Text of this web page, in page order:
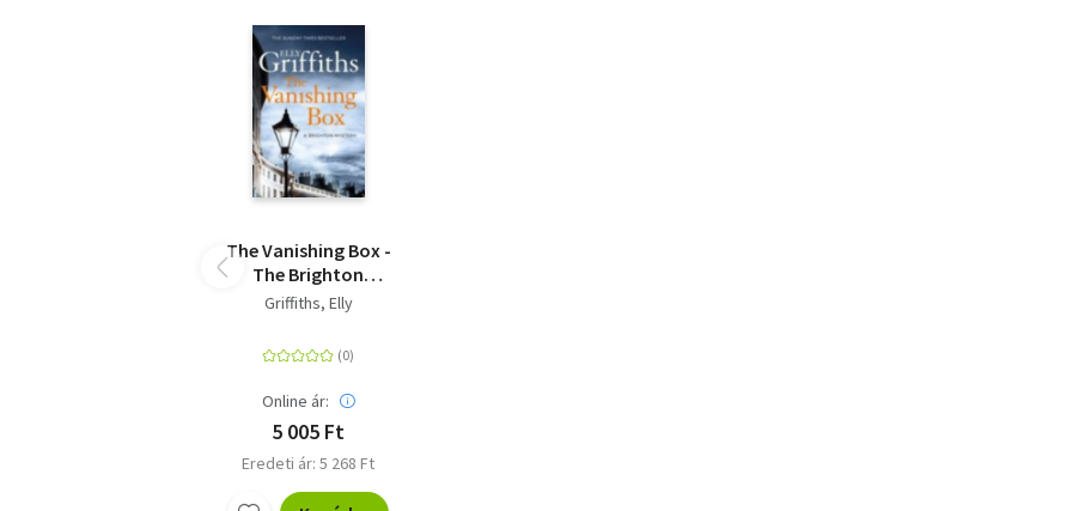
The Vanishing Box -
The Brighton
Mysteries 4
Griffiths, Elly
Online ár:
5 005 Ft
Eredeti ár: 5 268 Ft